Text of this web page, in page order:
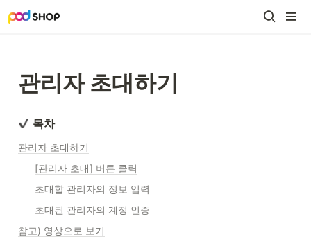
관리자 초대하기
목차
관리자 초대하기
[관리자 초대] 버튼 클릭
초대할 관리자의 정보 입력
초대된 관리자의 계정 인증
참고) 영상으로 보기